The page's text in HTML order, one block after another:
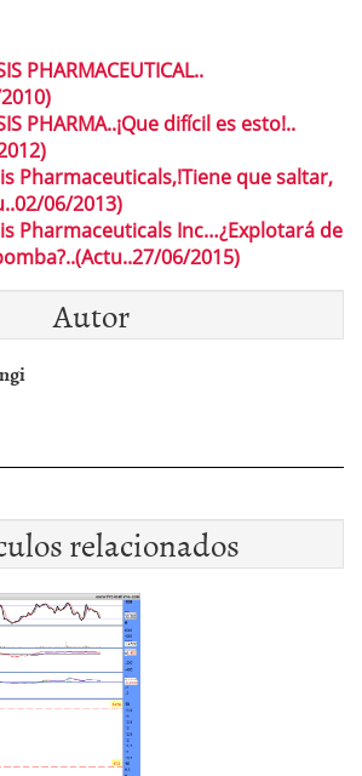
PHARMACEUTICAL..
PHARMA..¡Que difícil es esto!..
Pharmaceuticals,!Tiene que saltar,
06/2013)
Pharmaceuticals Inc…¿Explotará de
06/2015)
Autor
relacionados